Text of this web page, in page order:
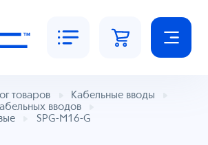
товаров
Кабельные вводы
вводов
SPG-M16-G